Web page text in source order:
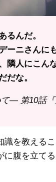
るんだ。
ニさんに
人にこん
だな。
― 第10話『
を教えるこ
腹を立て